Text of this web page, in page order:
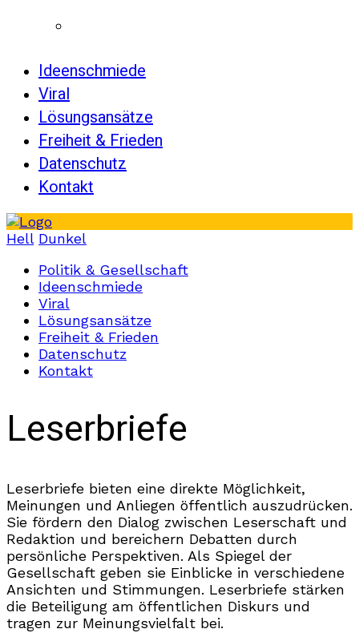
Ideenschmiede
Viral
Lösungsansätze
Freiheit & Frieden
Datenschutz
Kontakt
Hell Dunkel
Politik & Gesellschaft
Ideenschmiede
Viral
Lösungsansätze
Freiheit & Frieden
Datenschutz
Kontakt
Leserbriefe
Leserbriefe bieten eine direkte Möglichkeit,
Meinungen und Anliegen öffentlich auszudrücken.
Sie fördern den Dialog zwischen Leserschaft und
Redaktion und bereichern Debatten durch
persönliche Perspektiven. Als Spiegel der
Gesellschaft geben sie Einblicke in verschiedene
Ansichten und Stimmungen. Leserbriefe stärken
die Beteiligung am öffentlichen Diskurs und
tragen zur Meinungsvielfalt bei.